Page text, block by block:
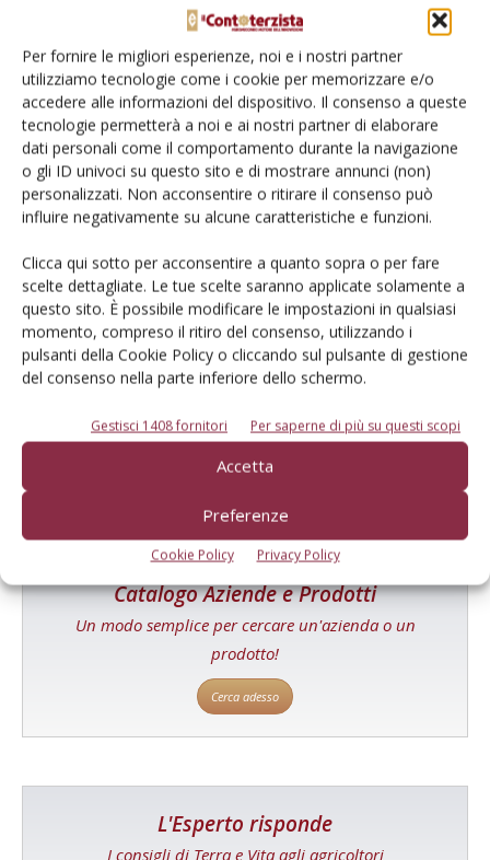
Per fornire le migliori esperienze, noi e i nostri partner
utilizziamo tecnologie come i cookie per memorizzare e/o
accedere alle informazioni del dispositivo. Il consenso a queste
tecnologie permetterà a noi e ai nostri partner di elaborare
dati personali come il comportamento durante la navigazione
o gli ID univoci su questo sito e di mostrare annunci (non)
personalizzati. Non acconsentire o ritirare il consenso può
influire negativamente su alcune caratteristiche e funzioni.
Clicca qui sotto per acconsentire a quanto sopra o per fare
scelte dettagliate. Le tue scelte saranno applicate solamente a
questo sito. È possibile modificare le impostazioni in qualsiasi
momento, compreso il ritiro del consenso, utilizzando i
pulsanti della Cookie Policy o cliccando sul pulsante di gestione
del consenso nella parte inferiore dello schermo.
Gestisci 1408 fornitori Per saperne di più su questi scopi
Accetta
Preferenze
Cookie Policy Privacy Policy
Salva il mio nome, email e sito web in questo browser per la
prossima volta che commento.
E-magazine
Tecniche, prodotti e servizi dalle aziende
Catalogo Aziende e Prodotti
Un modo semplice per cercare un'azienda o un
prodotto!
Cerca adesso
L'Esperto risponde
I consigli di Terra e Vita agli agricoltori